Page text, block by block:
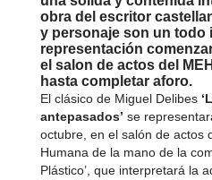
obra del escritor
y personaje son un todo
representación
el salon de actos del
hasta completar aforo.
El clásico de Miguel Delibes
antepasados’ se
octubre, en el salón de actos
Humana de la mano de la
Plástico’, que interpretará la